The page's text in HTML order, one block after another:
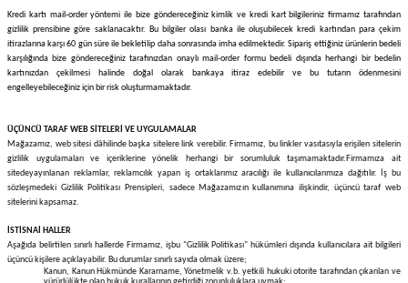
Kredi kartı mail-order yöntemi ile bize göndereceğiniz kimlik ve kredi kart bilgileriniz firmamız tarafından
gizlilik prensibine göre saklanacaktır. Bu bilgiler olası banka ile oluşubilecek kredi kartından para çekim
itirazlarına karşı 60 gün süre ile bekletilip daha sonrasında imha edilmektedir. Sipariş ettiğiniz ürünlerin bedeli
karşılığında bize göndereceğiniz tarafınızdan onaylı mail-order formu bedeli dışında herhangi bir bedelin
kartınızdan çekilmesi halinde doğal olarak bankaya itiraz edebilir ve bu tutarın ödenmesini
engelleyebileceğiniz için bir risk oluşturmamaktadır.
ÜÇÜNCÜ TARAF WEB SİTELERİ VE UYGULAMALAR
Mağazamız, web sitesi dâhilinde başka sitelere link verebilir. Firmamız, bu linkler vasıtasıyla erişilen sitelerin
gizlilik uygulamaları ve içeriklerine yönelik herhangi bir sorumluluk taşımamaktadır.Firmamıza ait
sitedeyayınlanan reklamlar, reklamcılık yapan iş ortaklarımız aracılığı ile kullanıcılarımıza dağıtılır. İş bu
sözleşmedeki Gizlilik Politikası Prensipleri, sadece Mağazamızın kullanımına ilişkindir, üçüncü taraf web
sitelerini kapsamaz.
İSTİSNAİ HALLER
Aşağıda belirtilen sınırlı hallerde Firmamız, işbu "Gizlilik Politikası" hükümleri dışında kullanıcılara ait bilgileri
üçüncü kişilere açıklayabilir. Bu durumlar sınırlı sayıda olmak üzere;
Kanun, Kanun Hükmünde Kararname, Yönetmelik v.b. yetkili hukuki otorite tarafından çıkarılan ve